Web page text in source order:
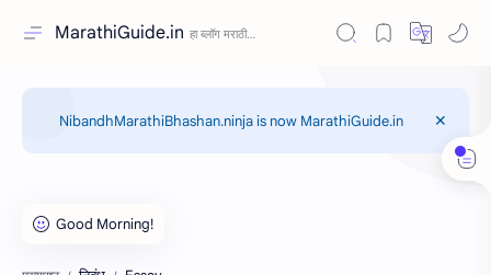
MarathiGuide.in
NibandhMarathiBhashan.ninja is now MarathiGuide.in